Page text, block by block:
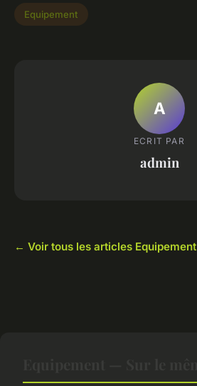
Equipement
A
ECRIT PAR
admin
← Voir tous les articles Equipement